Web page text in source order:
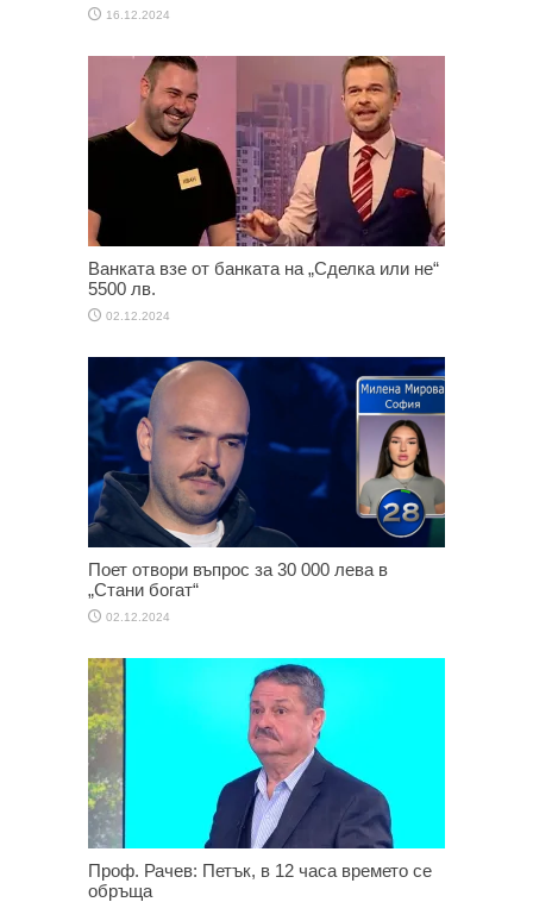
16.12.2024
Ванката взе от банката на „Сделка или не“
5500 лв.
02.12.2024
Поет отвори въпрос за 30 000 лева в
„Стани богат“
02.12.2024
Проф. Рачев: Петък, в 12 часа времето се
обръща